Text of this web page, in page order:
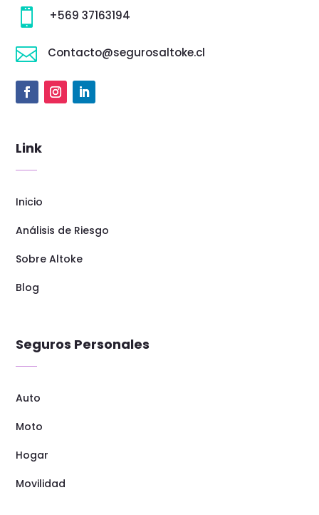
 +569 37163194
 Contacto@segurosaltoke.cl
Link
Inicio
Análisis de Riesgo
Sobre Altoke
Blog
Seguros Personales
Auto
Moto
Hogar
Movilidad